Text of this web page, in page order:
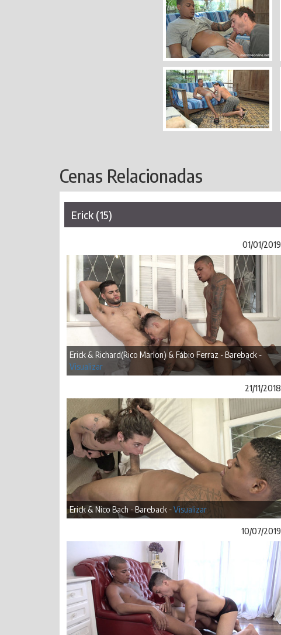
Cenas Relacionadas
Erick (15)
01/01/2019
Erick & Richard(Rico Marlon) & Fábio Ferraz - Bareback -
Visualizar
21/11/2018
Erick & Nico Bach - Bareback -Visualizar
10/07/2019